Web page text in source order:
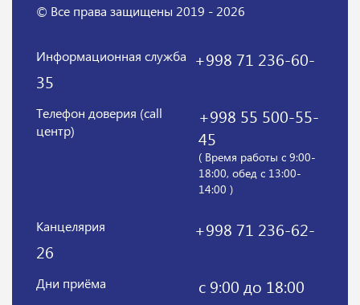
© Все права защищены 2019 - 2026
Информационная служба
+998 71 236-60-
35
Телефон доверия (call
центр)
+998 55 500-55-
45
( Время работы с 9:00-
18:00, обед с 13:00-
14:00 )
Канцелярия
+998 71 236-62-
26
Дни приёма с 9:00 до 18:00